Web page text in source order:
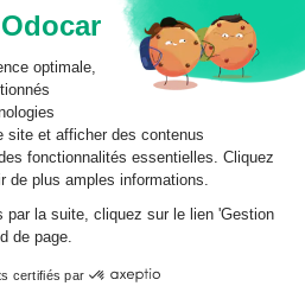
la base de donnée
copiées. Il est interdit d’exploiter les
complète, de laisser un tiers les
à un tiers, sans accord
constitue une violation des
poursuites.